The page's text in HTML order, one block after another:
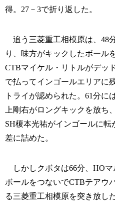
得。27－3で折り返した。
追う三菱重工相模原は、48
り、味方がキックしたボール
CTBマイケル・リトルがデッ
で払ってインゴールエリアに
トライが認められた。61分に
上剛右がロングキックを放ち
SH榎本光祐がインゴールに
差に詰めた。
しかしクボタは66分、HOマ
ボールをつないでCTBテアウ
る三菱重工相模原を突き放した